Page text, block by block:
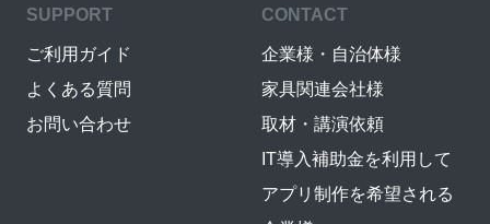
SUPPORT
ご利用ガイド
よくある質問
お問い合わせ
CONTACT
企業様・自治体様
家具関連会社様
取材・講演依頼
IT導入補助金を利用して
アプリ制作を希望される